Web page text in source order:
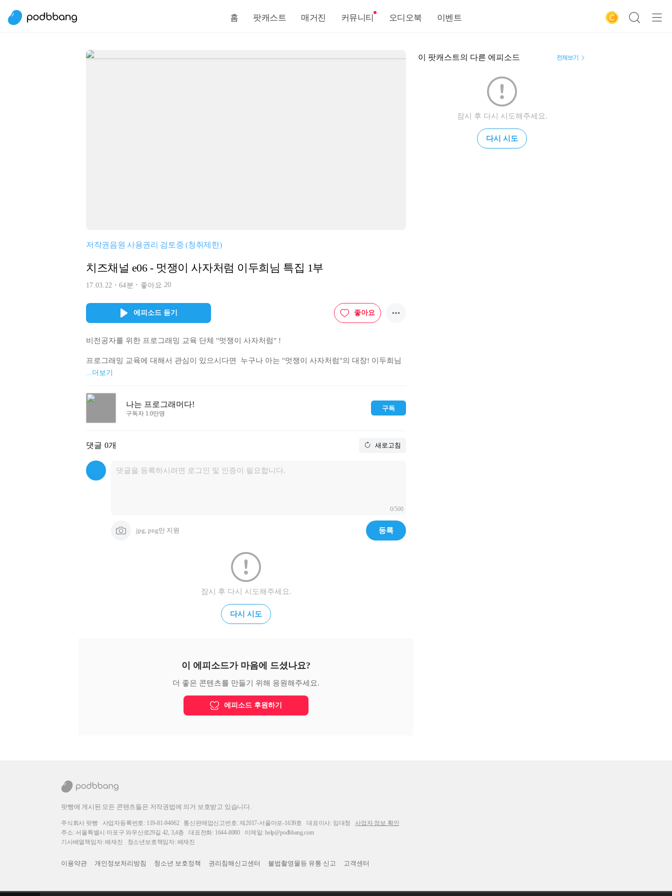
홈 팟캐스트 매거진 커뮤니티 오디오북 이벤트
저작권음원 사용권리 검토중 (청취제한)
치즈채널 e06 - 멋쟁이 사자처럼 이두희님 특집 1부
17.03.22 64분 좋아요20
에피소드 듣기 좋아요
비전공자를 위한 프로그래밍 교육 단체 "멋쟁이 사자처럼" !
프로그래밍 교육에 대해서 관심이 있으시다면  누구나 아는 "멋쟁이 사자처럼"의 대장! 이두희님
을 모셨습니다!
들어보았습니다.
# 함께 보면 좋은 링크
- 페이스북 멋쟁이 사자처럼 https://www.facebook.com/likelion.net/
- 파피루스 http://papyruth.com
...더보기
나는 프로그래머다!
구독자 1.0만명
구독
댓글 0개 새로고침
0/500
jpg, png만 지원 등록
잠시 후 다시 시도해주세요.
다시 시도
이 에피소드가 마음에 드셨나요?
더 좋은 콘텐츠를 만들기 위해 응원해주세요.
에피소드 후원하기
이 팟캐스트의 다른 에피소드 전체보기
잠시 후 다시 시도해주세요.
다시 시도
팟빵에 게시된 모든 콘텐츠들은 저작권법에 의거 보호받고 있습니다.
주식회사 팟빵 사업자등록번호: 119-81-94062 통신판매업신고번호: 제2017-서울마포-1639호 대표이사: 임대청
사업자 정보 확인
주소: 서울특별시 마포구 와우산로29길 42, 3,4층
대표전화: 1644-8080
이메일: help@podbbang.com
기사배열책임자: 배재진
청소년보호책임자: 배재진
이용약관 개인정보처리방침 청소년 보호정책 권리침해신고센터 불법촬영물등 유통 신고 고객센터